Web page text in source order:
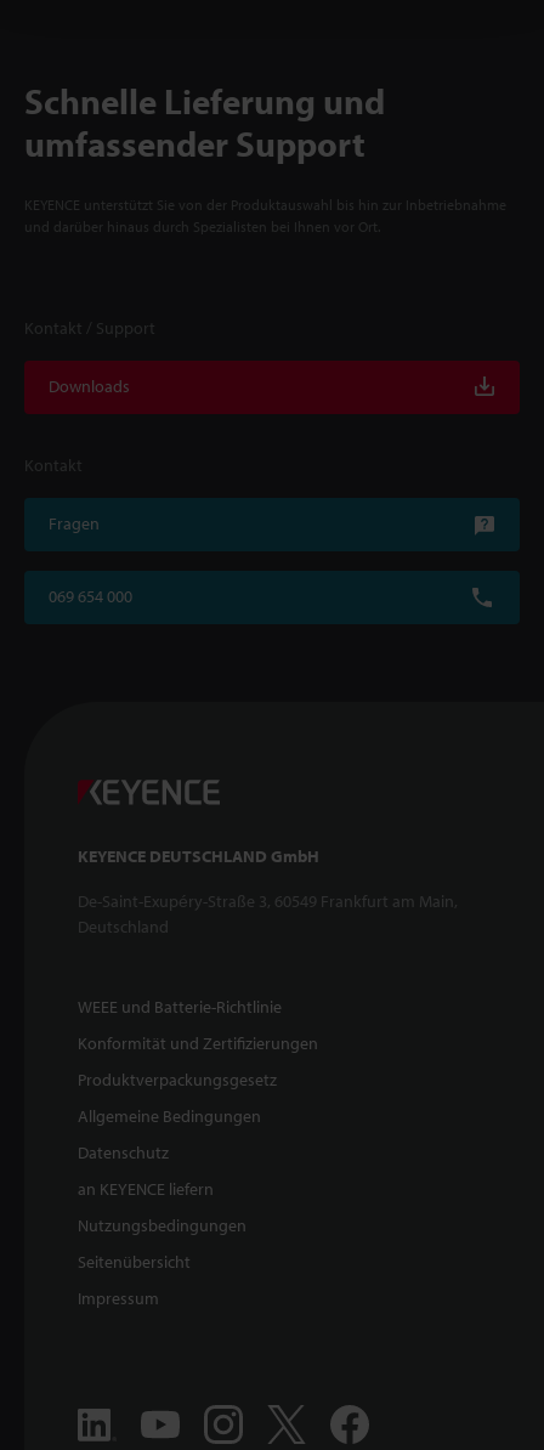
Schnelle Lieferung und
umfassender Support
KEYENCE unterstützt Sie von der Produktauswahl bis hin zur Inbetriebnahme
und darüber hinaus durch Spezialisten bei Ihnen vor Ort.
Kontakt / Support
Downloads
Kontakt
Fragen
069 654 000
KEYENCE DEUTSCHLAND GmbH
De-Saint-Exupéry-Straße 3, 60549 Frankfurt am Main,
Deutschland
WEEE und Batterie-Richtlinie
Konformität und Zertifizierungen
Produktverpackungsgesetz
Allgemeine Bedingungen
Datenschutz
an KEYENCE liefern
Nutzungsbedingungen
Seitenübersicht
Impressum